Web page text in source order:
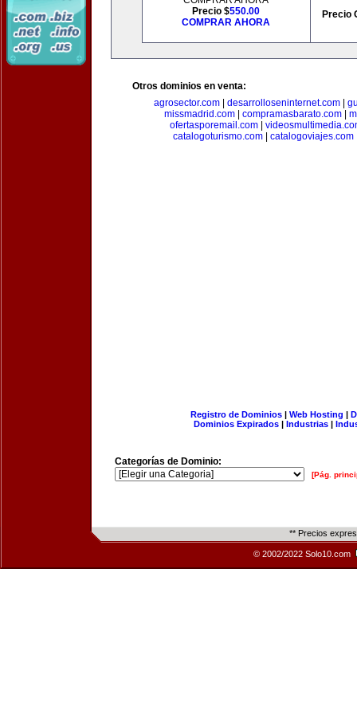
Precio $550.00
COMPRAR AHORA
Precio
Otros dominios en venta:
agrosector.com
desarrolloseninternet.com
missmadrid.com| compramasbarato.com|
ofertasporemail.com
catalogoturismo.com
catalogoviajes.com
Registro de Dominios| Web Hosting |
Dominios Expirados | Industrias |
Categorías de Dominio:
[Pág.
** Precios
© 2002/2022 Solo10.com